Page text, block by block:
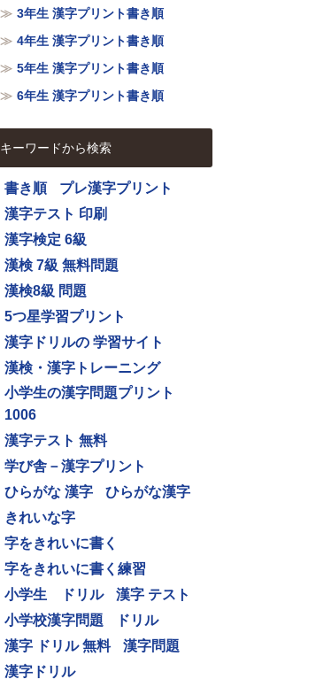
3年生 漢字プリント書き順
4年生 漢字プリント書き順
5年生 漢字プリント書き順
6年生 漢字プリント書き順
キーワードから検索
書き順
プレ漢字プリント
漢字テスト 印刷
漢字検定 6級
漢検 7級 無料問題
漢検8級 問題
5つ星学習プリント
漢字ドリルの 学習サイト
漢検・漢字トレーニング
小学生の漢字問題プリント
1006
漢字テスト 無料
学び舎－漢字プリント
ひらがな 漢字
ひらがな漢字
きれいな字
字をきれいに書く
字をきれいに書く練習
小学生 ドリル
漢字 テスト
小学校漢字問題
ドリル
漢字 ドリル 無料
漢字問題
漢字ドリル